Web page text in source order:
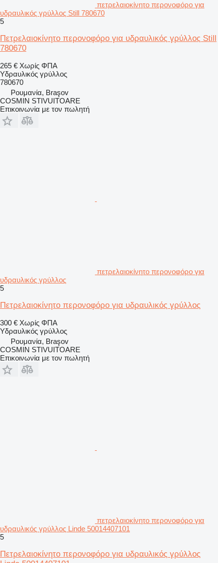
πετρελαιοκίνητο περονοφόρο για
υδραυλικός γρύλλος Still 780670
5
Πετρελαιοκίνητο περονοφόρο για υδραυλικός γρύλλος Still
780670
265 € Χωρίς ΦΠΑ
Υδραυλικός γρύλλος
780670
Ρουμανία, Braşov
COSMIN STIVUITOARE
Επικοινωνία με τον πωλητή
πετρελαιοκίνητο περονοφόρο για
υδραυλικός γρύλλος
5
Πετρελαιοκίνητο περονοφόρο για υδραυλικός γρύλλος
300 € Χωρίς ΦΠΑ
Υδραυλικός γρύλλος
Ρουμανία, Braşov
COSMIN STIVUITOARE
Επικοινωνία με τον πωλητή
πετρελαιοκίνητο περονοφόρο για
υδραυλικός γρύλλος Linde 50014407101
5
Πετρελαιοκίνητο περονοφόρο για υδραυλικός γρύλλος